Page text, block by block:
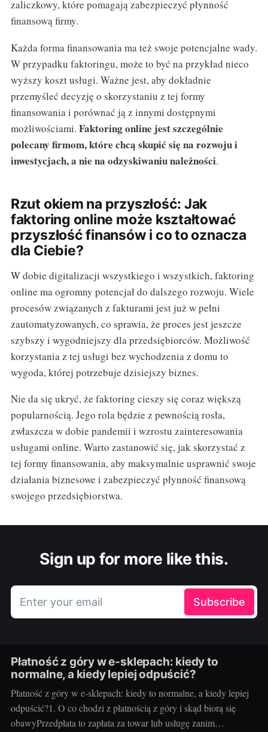
zaliczkowy, które pomagają zabezpieczyć płynność
finansową firmy.
Każda forma finansowania ma też swoje potencjalne wady.
W przypadku faktoringu, może to być na przykład nieco
wyższy koszt usługi. Ważne jest, aby dokładnie
przemyśleć decyzję o skorzystaniu z tej formy
finansowania i porównać ją z innymi dostępnymi
możliwościami. Faktoring online jest szczególnie
polecany firmom, które chcą skupić się na rozwoju i
inwestycjach, a nie na odzyskiwaniu należności.
Rzut okiem na przyszłość: Jak
faktoring online może kształtować
przyszłość finansów i co to oznacza
dla Ciebie?
W dobie digitalizacji wszystkiego i wszystkich, faktoring
online ma ogromny potencjał do dalszego rozwoju. Wiele
procesów związanych z fakturami jest już w pełni
zautomatyzowanych, co sprawia, że proces jest jeszcze
szybszy i wygodniejszy dla przedsiębiorców. Możliwość
korzystania z tej usługi bez wychodzenia z domu to
wygoda, której potrzebuje dzisiejszy biznes.
Nie da się ukryć, że faktoring cieszy się coraz większą
popularnością. Jego rola będzie z pewnością rosła,
zwłaszcza w dobie pandemii i wzrostu zainteresowania
usługami online. Warto zastanowić się, jak skorzystać z
tej formy finansowania, aby maksymalnie usprawnić swoje
działania biznesowe i zabezpieczyć płynność finansową
swojego przedsiębiorstwa.
Sign up for more like this.
Enter your email Subscribe
Płatność z góry w e-sklepach: kiedy to
normalne, a kiedy lepiej odpuścić?
Płatność z góry w e-sklepach: kiedy to normalne, a kiedy lepiej
odpuścić?1. O co chodzi z płatnością z góry i skąd biorą się
obawyPrzedpłata to zapłata za towar lub usługę zanim